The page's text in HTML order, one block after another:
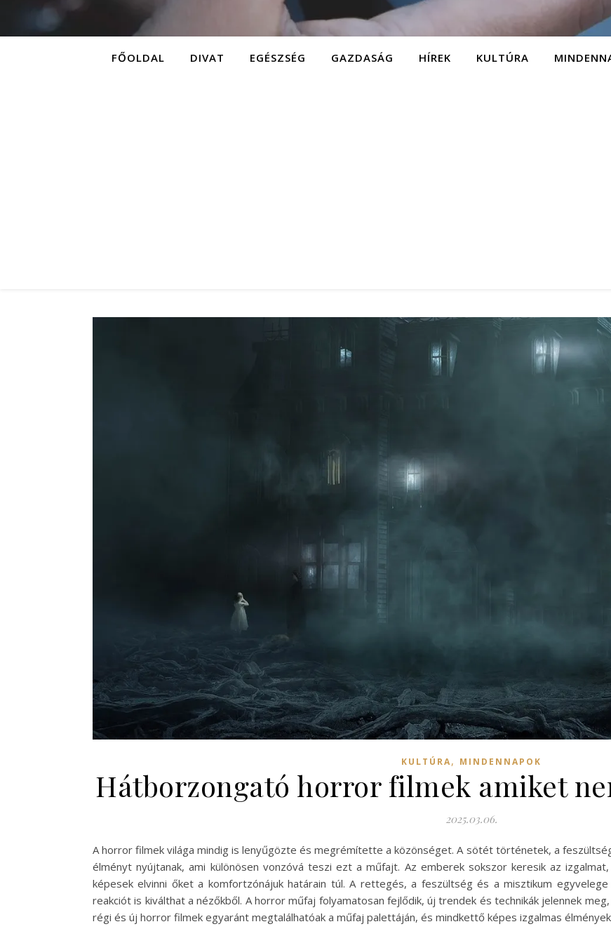
FŐOLDAL DIVAT EGÉSZSÉG GAZDASÁG HÍREK KULTÚRA
KULTÚRA, MINDENNAPOK
Hátborzongató horror filmek amiket
2025.03.06.
A horror filmek világa mindig is lenyűgözte és megrémítette a közönséget. A sötét történetek, a
élményt nyújtanak, ami különösen vonzóvá teszi ezt a műfajt. Az emberek sokszor keresik az
képesek elvinni őket a komfortzónájuk határain túl. A rettegés, a feszültség és a misztikum
reakciót is kiválthat a nézőkből. A horror műfaj folyamatosan fejlődik, új trendek és technikák jelennek
régi és új horror filmek egyaránt megtalálhatóak a műfaj palettáján, és mindkettő képes izgalmas